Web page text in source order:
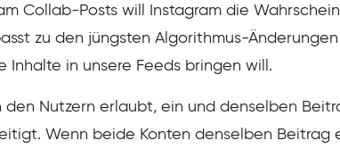
Collab-Posts will Instagram die
zu den jüngsten Algorithmus-
Inhalte in unsere Feeds bringen will.
den Nutzern erlaubt, ein und denselben
Wenn beide Konten denselben Beitrag